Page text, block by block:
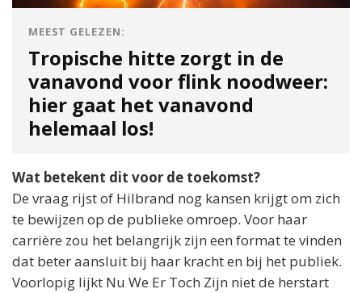
MEEST GELEZEN:
Tropische hitte zorgt in de
vanavond voor flink noodweer:
hier gaat het vanavond
helemaal los!
Wat betekent dit voor de toekomst?
De vraag rijst of Hilbrand nog kansen krijgt om zich
te bewijzen op de publieke omroep. Voor haar
carrière zou het belangrijk zijn een format te vinden
dat beter aansluit bij haar kracht en bij het publiek.
Voorlopig lijkt Nu We Er Toch Zijn niet de herstart